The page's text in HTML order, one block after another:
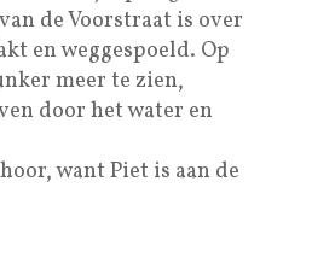
de Voorstraat is over
en weggespoeld. Op
meer te zien,
door het water en
want Piet is aan de